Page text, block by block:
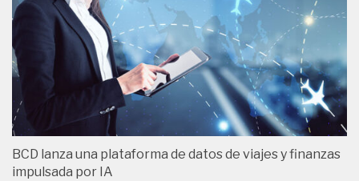
BCD lanza una plataforma de datos de viajes y finanzas
impulsada por IA